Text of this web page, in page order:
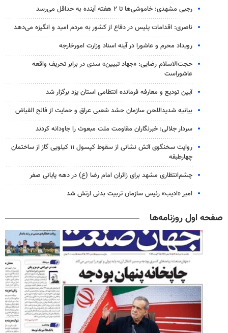
رجبی مشهدی: خاموشی‌ها تا ۲ هفته آینده به حداقل می‌رسد
ناصری: اقدامات پلیس در دفاع از کشور به مردم امید و انگیزه می‌دهد
رویداد محرم و عاشورا در آینه اسناد وزارت امورخارجه
حجت‌الاسلام رضایی: «جهاد تبیین» سدی در برابر تحریف واقعه
عاشوراست
آیین تودیع و معارفه فرمانده انتظامی استان یزد برگزار شد
بیانیه شدیداللحن سازمان حشد شعبی عراق و حمایت از فالح الفیاض
سردار جلالی: خبرنگاران مقاومت ملت مبعوث را جاودانه کردند
روایت سخنگوی آتش نشانی از سقوط کپسول ۱۱ کیلویی گاز از ساختمان
چهارطبقه
چشم‌انتظاری مشهد برای زائران امام رضا (ع) در دهه پایانی صفر
امیر «ادیب» رئیس سازمان تربیت بدنی ارتش شد
صفحه اول روزنامه‌ها